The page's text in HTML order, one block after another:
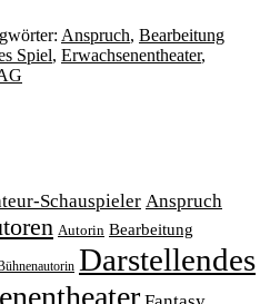
Anspruch, Bearbeitung
Spiel, Erwachsenentheater,
Schauspieler Anspruch
Autorin Bearbeitung
Darstellendes